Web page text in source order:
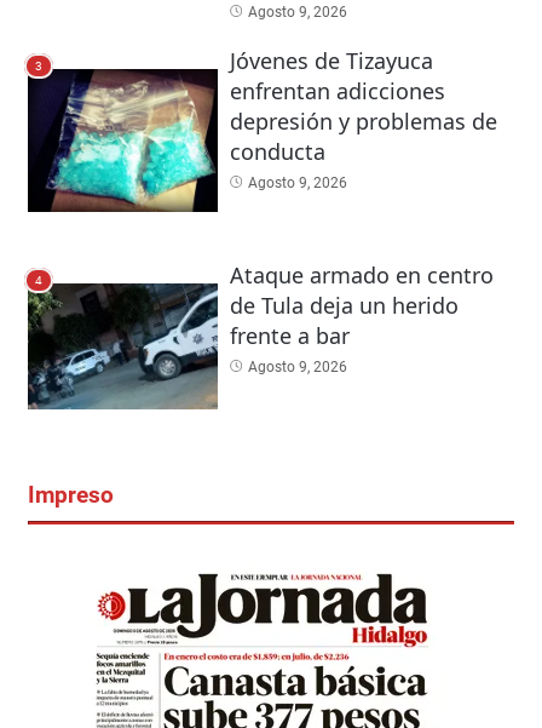
Agosto 9, 2026
3
Jóvenes de Tizayuca
enfrentan adicciones
depresión y problemas de
conducta
Agosto 9, 2026
4
Ataque armado en centro
de Tula deja un herido
frente a bar
Agosto 9, 2026
Impreso